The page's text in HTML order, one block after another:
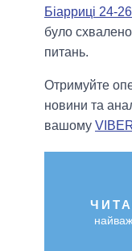
Біарриці 24-
було
питань.
Отримуйте
новини та
вашому